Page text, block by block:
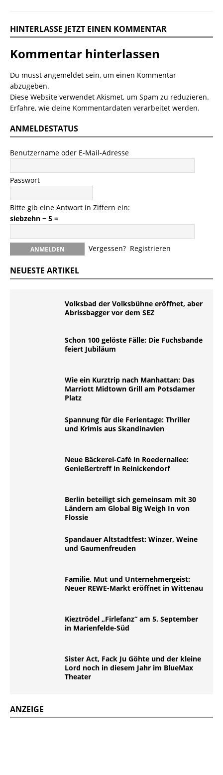
HINTERLASSE JETZT EINEN KOMMENTAR
Kommentar hinterlassen
Du musst angemeldet sein, um einen Kommentar
abzugeben.
Diese Website verwendet Akismet, um Spam zu reduzieren.
Erfahre, wie deine Kommentardaten verarbeitet werden.
ANMELDESTATUS
Benutzername oder E-Mail-Adresse
Passwort
Bitte gib eine Antwort in Ziffern ein:
siebzehn − 5 =
Vergessen? Registrieren
NEUESTE ARTIKEL
Volksbad der Volksbühne eröffnet, aber
Abrissbagger vor dem SEZ
Schon 100 gelöste Fälle: Die Fuchsbande
feiert Jubiläum
Wie ein Kurztrip nach Manhattan: Das
Marriott Midtown Grill am Potsdamer
Platz
Spannung für die Ferientage: Thriller
und Krimis aus Skandinavien
Neue Bäckerei-Café in Roedernallee:
Genießertreff in Reinickendorf
Berlin beteiligt sich gemeinsam mit 30
Ländern am Global Big Weigh In von
Flossie
Spandauer Altstadtfest: Winzer, Weine
und Gaumenfreuden
Familie, Mut und Unternehmergeist:
Neuer REWE-Markt eröffnet in Wittenau
Kieztrödel „Firlefanz“ am 5. September
in Marienfelde-Süd
Sister Act, Fack Ju Göhte und der kleine
Lord noch in diesem Jahr im BlueMax
Theater
ANZEIGE